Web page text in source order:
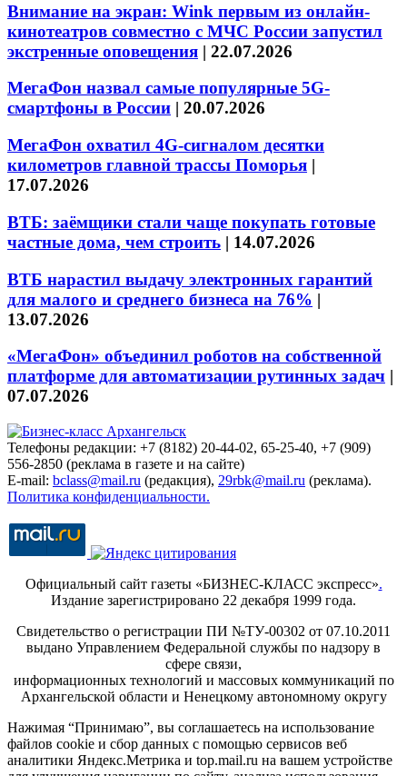
Внимание на экран: Wink первым из онлайн-
кинотеатров совместно с МЧС России запустил
экстренные оповещения | 22.07.2026
МегаФон назвал самые популярные 5G-
смартфоны в России | 20.07.2026
МегаФон охватил 4G-сигналом десятки
километров главной трассы Поморья |
17.07.2026
ВТБ: заёмщики стали чаще покупать готовые
частные дома, чем строить | 14.07.2026
ВТБ нарастил выдачу электронных гарантий
для малого и среднего бизнеса на 76% |
13.07.2026
«МегаФон» объединил роботов на собственной
платформе для автоматизации рутинных задач |
07.07.2026
Телефоны редакции: +7 (8182) 20-44-02, 65-25-40, +7 (909)
556-2850 (реклама в газете и на сайте)
E-mail: bclass@mail.ru (редакция), 29rbk@mail.ru (реклама).
Политика конфиденциальности.
Официальный сайт газеты «БИЗНЕС-КЛАСС экспресс».
Издание зарегистрировано 22 декабря 1999 года.
Свидетельство о регистрации ПИ №ТУ-00302 от 07.10.2011
выдано Управлением Федеральной службы по надзору в
сфере связи,
информационных технологий и массовых коммуникаций по
Архангельской области и Ненецкому автономному округу
Нажимая “Принимаю”, вы соглашаетесь на использование
файлов cookie и сбор данных с помощью сервисов веб
аналитики Яндекс.Метрика и top.mail.ru на вашем устройстве